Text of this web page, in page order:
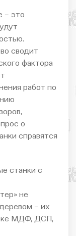
– это
сводит
фактора
работ по
о
справятся
станки с
не
– их
МДФ, ДСП,